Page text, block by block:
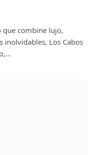
que combine lujo,
inolvidables, Los Cabos